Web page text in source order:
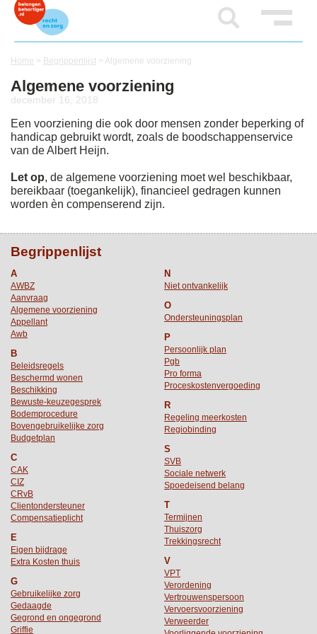
Home > Begrippenlijst > Algemene voorziening
Algemene voorziening
december 16, 2018
Een voorziening die ook door mensen zonder beperking of
handicap gebruikt wordt, zoals de boodschappenservice
van de Albert Heijn.
Let op, de algemene voorziening moet wel beschikbaar,
bereikbaar (toegankelijk), financieel gedragen kunnen
worden èn compenserend zijn.
Begrippenlijst
A
AWBZ
Aanvraag
Algemene voorziening
Appellant
Awb
B
Beleidsregels
Beschermd wonen
Beschikking
Bewuste-keuzegesprek
Bodemprocedure
Bovengebruikelijke zorg
Budgetplan
C
CAK
CIZ
CRvB
Clientondersteuner
Compensatieplicht
E
Eigen bijdrage
Extra Kosten thuis
G
Gebruikelijke zorg
Gedaagde
Gegrond en ongegrond
Griffie
N
Niet ontvankelijk
O
Ondersteuningsplan
P
Persoonlijk plan
Pgb
Pro forma
Proceskostenvergoeding
R
Regeling meerkosten
Regiobinding
S
SVB
Sociale netwerk
Spoedeisend belang
T
Termijnen
Thuiszorg
Trekkingsrecht
V
VPT
Verordening
Vertrouwenspersoon
Vervoersvoorziening
Verweerder